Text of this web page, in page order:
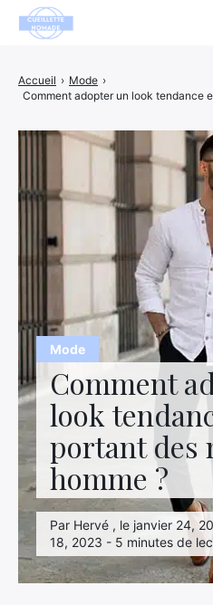
Mode
Comment
look
portant des
homme ?
Par Hervé , le janvier 24,
18, 2023 - 5 minutes de
Accueil › Mode ›
Comment adopter un look tendance
Animaux
Décoration
Entreprise
Hightech
Loisirs